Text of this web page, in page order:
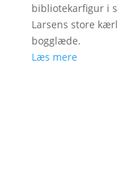
bibliotekarfigur i
Larsens store
bogglæde.
Læs mere